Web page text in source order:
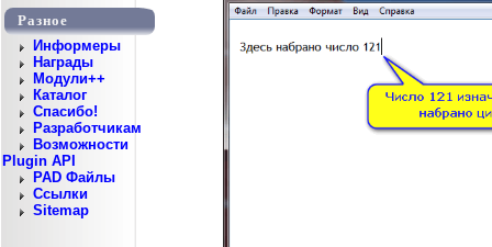
Разное
Информеры
Награды
Модули++
Каталог
Спасибо!
Разработчикам
Возможности
Plugin API
PAD Файлы
Ссылки
Sitemap